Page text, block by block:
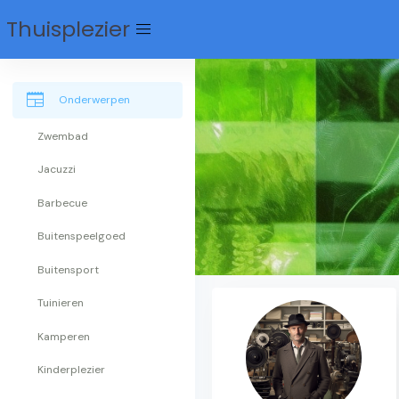
Thuisplezier menu
newspaper Onderwerpen
Zwembad
Jacuzzi
Barbecue
Buitenspeelgoed
Buitensport
Tuinieren
Kamperen
Kinderplezier